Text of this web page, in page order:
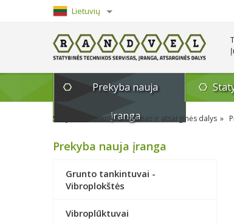
Lietuvių
English
Prekyba nauja
įranga
Statybinės technikos servisas ir atsarginės dalys
Prekyba nauja įranga
Grunto tankintuvai -
Vibroplokštės
Vibroplūktuvai